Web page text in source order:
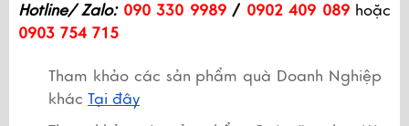
Hotline/ Zalo: 090 330 9989 / 0902 409 089
0903 754 715
Tham khảo các sản phẩm quà Doanh Nghiệp
khác Tại đây